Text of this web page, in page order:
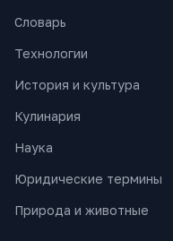
Словарь
Технологии
История и культура
Кулинария
Наука
Юридические термины
Природа и животные